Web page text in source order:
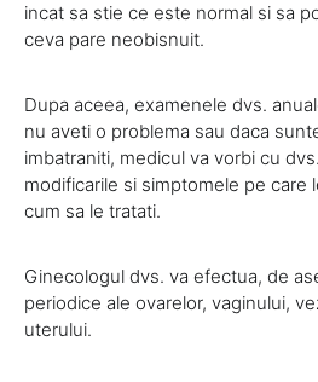
incat sa stie ce este normal si sa
ceva pare neobisnuit.
Dupa aceea, examenele dvs.
nu aveti o problema sau daca
imbatraniti, medicul va vorbi cu
modificarile si simptomele pe care
cum sa le tratati.
Ginecologul dvs. va efectua, de
periodice ale ovarelor, vaginului,
uterului.